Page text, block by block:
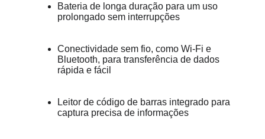
Bateria de longa duração para um uso
prolongado sem interrupções
Conectividade sem fio, como Wi-Fi e
Bluetooth, para transferência de dados
rápida e fácil
Leitor de código de barras integrado para
captura precisa de informações